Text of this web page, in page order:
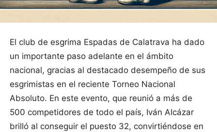
El club de esgrima Espadas de Calatrava ha dado
un importante paso adelante en el ámbito
nacional, gracias al destacado desempeño de sus
esgrimistas en el reciente Torneo Nacional
Absoluto. En este evento, que reunió a más de
500 competidores de todo el país, Iván Alcázar
brilló al conseguir el puesto 32, convirtiéndose en